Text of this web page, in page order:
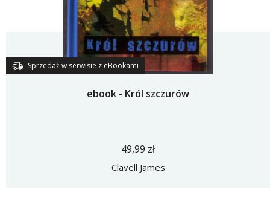
Sprzedaż w serwisie z eBookami
ebook - Król szczurów
49,99 zł
Clavell James